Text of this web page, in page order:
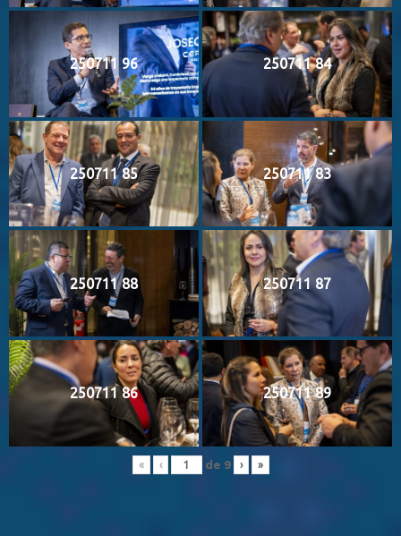
250711 96 250711 84
250711 85 250711 83
250711 88 250711 87
250711 86 250711 89
« ‹ de 9 › »